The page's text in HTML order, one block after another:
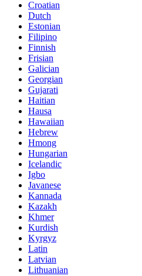
Croatian
Dutch
Estonian
Filipino
Finnish
Frisian
Galician
Georgian
Gujarati
Haitian
Hausa
Hawaiian
Hebrew
Hmong
Hungarian
Icelandic
Igbo
Javanese
Kannada
Kazakh
Khmer
Kurdish
Kyrgyz
Latin
Latvian
Lithuanian